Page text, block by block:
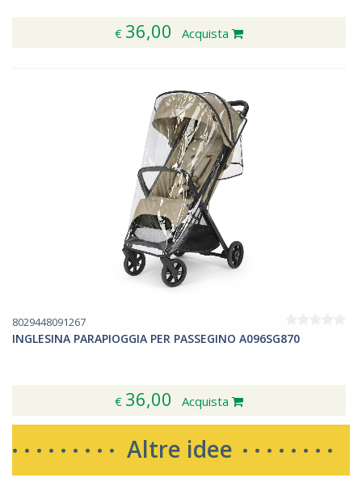
€ 36,00 Acquista
8029448091267
INGLESINA PARAPIOGGIA PER PASSEGINO A096SG870
€ 36,00 Acquista
Altre idee